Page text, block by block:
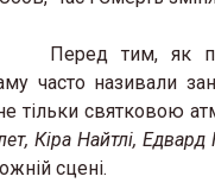
Перед тим, як
часто називали
тільки святковою
Кіра Найтлі,
сцені.